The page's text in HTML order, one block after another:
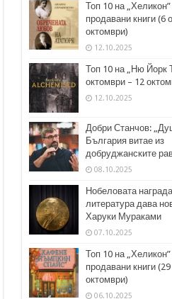
Топ 10 на
продавани книги (6
октомври)
12.10.2025
Топ 10 на „Ню Йорк
октомври – 12
12.10.2025
Добри Станчов:
България витае из
добруджанските
08.10.2025
Нобеловата
литература дава
Харуки Мураками
07.10.2025
Топ 10 на
продавани книги
октомври)
06.10.2025